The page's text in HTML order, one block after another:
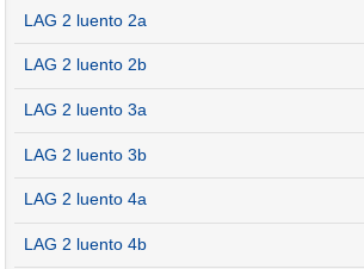
LAG 2 luento 2a
LAG 2 luento 2b
LAG 2 luento 3a
LAG 2 luento 3b
LAG 2 luento 4a
LAG 2 luento 4b